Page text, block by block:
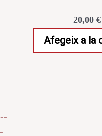
20,00 €
Afegeix a la